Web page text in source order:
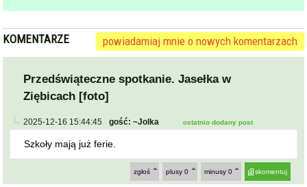
KOMENTARZE powiadamiaj mnie o nowych komentarzach
Przedświąteczne spotkanie. Jasełka w
Ziębicach [foto]
2025-12-16 15:44:45 gość: ~Jolka ostatnio dodany post
Szkoły mają już ferie.
skomentuj
minusy 0
plusy 0
zgłoś